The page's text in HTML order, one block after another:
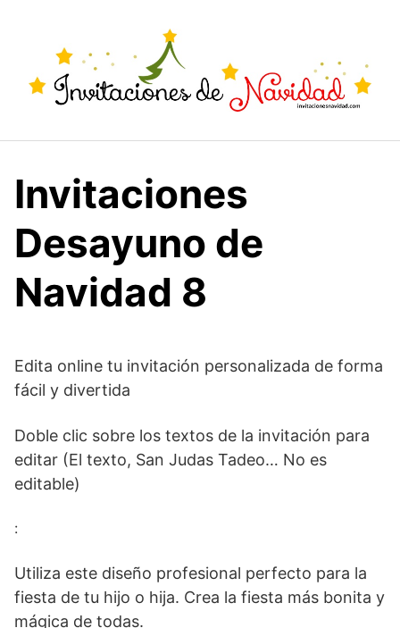
contenido
Invitaciones
Desayuno de
Navidad 8
Edita online tu invitación personalizada de forma
fácil y divertida
Doble clic sobre los textos de la invitación para
editar (El texto, San Judas Tadeo… No es
editable)
:
Utiliza este diseño profesional perfecto para la
fiesta de tu hijo o hija. Crea la fiesta más bonita y
mágica de todas.